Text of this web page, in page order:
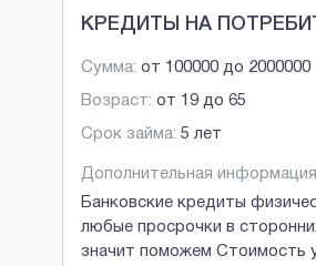
КРЕДИТЫ НА
Сумма: от 100000 до 2000000
Возраст: от 19 до 65
Срок займа: 5 лет
Дополнительная
Банковские кредиты
любые просрочки в
значит поможем Стоимость